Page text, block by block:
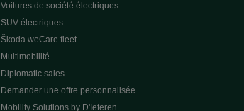
Voitures de société électriques
SUV électriques
Škoda weCare fleet
Multimobilité
Diplomatic sales
Demander une offre personnalisée
Mobility Solutions by D'Ieteren